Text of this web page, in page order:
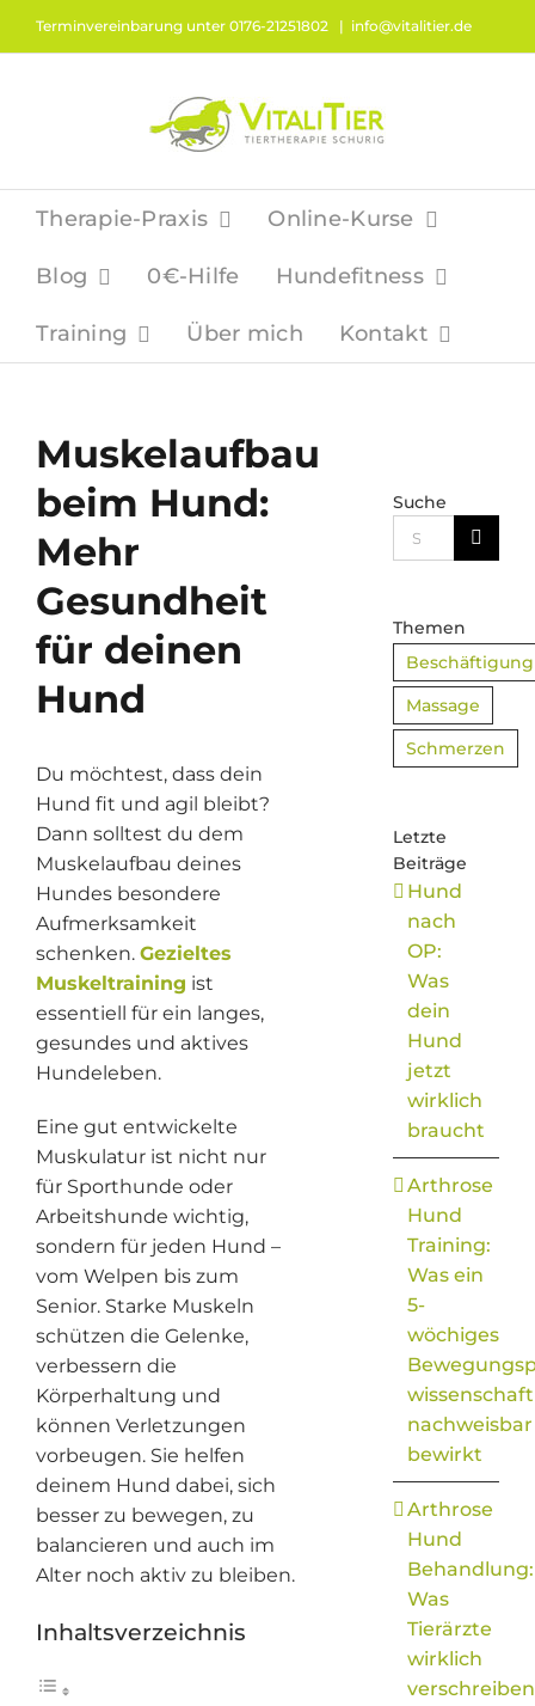
Terminvereinbarung unter 0176-21251802 | info@vitalitier.de
Therapie-Praxis Online-Kurse
Blog 0€-Hilfe Hundefitness
Training Über mich Kontakt
Muskelaufbau
beim Hund:
Mehr
Gesundheit
für deinen
Hund
Du möchtest, dass dein
Hund fit und agil bleibt?
Dann solltest du dem
Muskelaufbau deines
Hundes besondere
Aufmerksamkeit
schenken. Gezieltes
Muskeltraining ist
essentiell für ein langes,
gesundes und aktives
Hundeleben.
Eine gut entwickelte
Muskulatur ist nicht nur
für Sporthunde oder
Arbeitshunde wichtig,
sondern für jeden Hund –
vom Welpen bis zum
Senior. Starke Muskeln
schützen die Gelenke,
verbessern die
Körperhaltung und
können Verletzungen
vorbeugen. Sie helfen
deinem Hund dabei, sich
besser zu bewegen, zu
balancieren und auch im
Alter noch aktiv zu bleiben.
Inhaltsverzeichnis
Suche
Suche
nach:
Themen
Beschäftigung
Massage
Schmerzen
Letzte
Beiträge
Hund
nach
OP:
Was
dein
Hund
jetzt
wirklich
braucht
Arthrose
Hund
Training:
Was ein
5-
wöchiges
nachweisbar
bewirkt
Arthrose
Hund
Behandlung:
Was
Tierärzte
wirklich
verschreiben